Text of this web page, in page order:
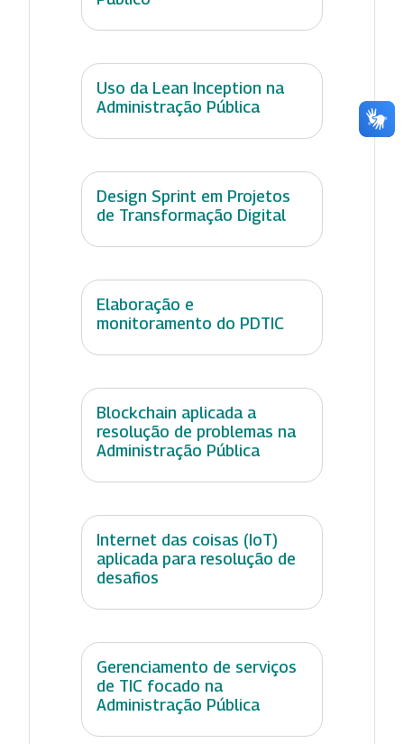
Uso da Lean Inception na
Administração Pública
Design Sprint em Projetos
de Transformação Digital
Elaboração e
monitoramento do PDTIC
Blockchain aplicada a
resolução de problemas na
Administração Pública
Internet das coisas (IoT)
aplicada para resolução de
desafios
Gerenciamento de serviços
de TIC focado na
Administração Pública